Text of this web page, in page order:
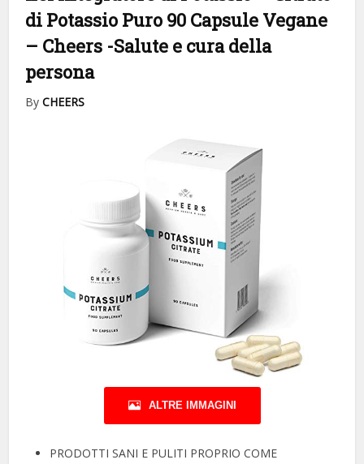
di Potassio Puro 90 Capsule Vegane
– Cheers -Salute e cura della
persona
ByCHEERS
ALTRE IMMAGINI
PRODOTTI SANI E PULITI PROPRIO COME